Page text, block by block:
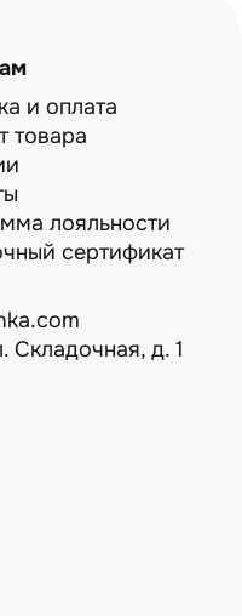
и оплата
товара
лояльности
сертификат
Складочная, д. 1